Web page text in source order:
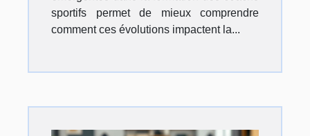
sportifs permet de mieux comprendre
comment ces évolutions impactent la...